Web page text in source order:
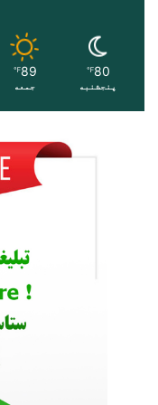
80
℉
پنجشنبه
89
℉
جمعه